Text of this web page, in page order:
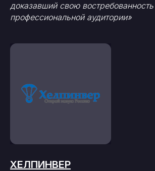
доказавший свою
профессиональной аудитории»
ХЕЛПИНВЕР